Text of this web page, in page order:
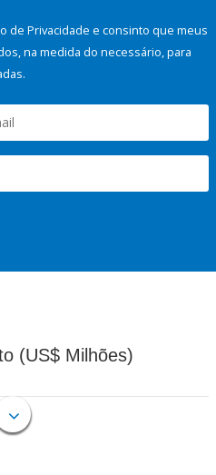
de Privacidade e consinto que meus
na medida do necessário, para
(US$ Milhões)